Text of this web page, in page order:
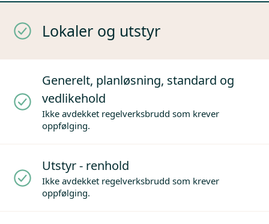
Lokaler og utstyr
Generelt, planløsning, standard og
vedlikehold
Ikke avdekket regelverksbrudd som krever
oppfølging.
Utstyr - renhold
Ikke avdekket regelverksbrudd som krever
oppfølging.